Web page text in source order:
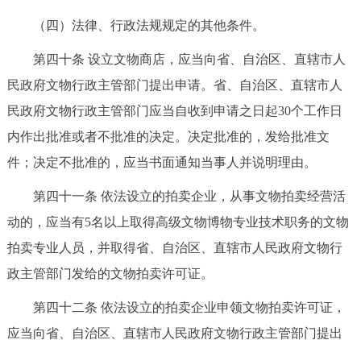
（四）法律、行政法规规定的其他条件。
第四十条 设立文物商店，应当向省、自治区、直辖市人
民政府文物行政主管部门提出申请。省、自治区、直辖市人
民政府文物行政主管部门应当自收到申请之日起30个工作日
内作出批准或者不批准的决定。决定批准的，发给批准文
件；决定不批准的，应当书面通知当事人并说明理由。
第四十一条 依法设立的拍卖企业，从事文物拍卖经营活
动的，应当有5名以上取得高级文物博物专业技术职务的文物
拍卖专业人员，并取得省、自治区、直辖市人民政府文物行
政主管部门发给的文物拍卖许可证。
第四十二条 依法设立的拍卖企业申领文物拍卖许可证，
应当向省、自治区、直辖市人民政府文物行政主管部门提出